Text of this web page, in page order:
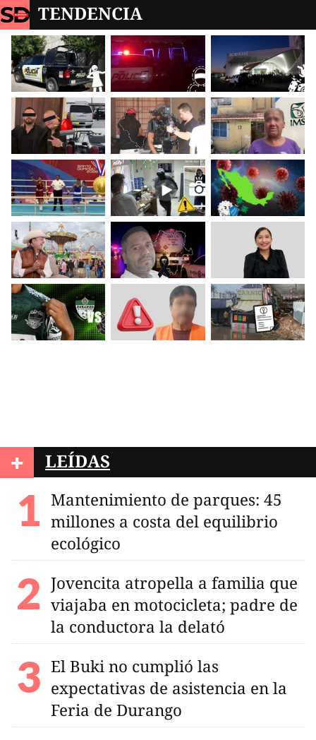
TENDENCIA
+ LEÍDAS
Mantenimiento de parques: 45
millones a costa del equilibrio
ecológico
Jovencita atropella a familia que
viajaba en motocicleta; padre de
la conductora la delató
El Buki no cumplió las
expectativas de asistencia en la
Feria de Durango